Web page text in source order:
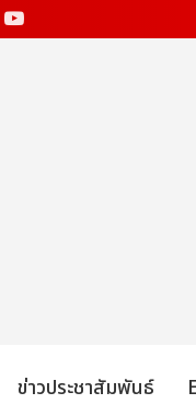
ข่าวประชาสัมพันธ์